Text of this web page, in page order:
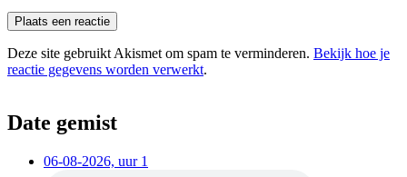
Deze site gebruikt Akismet om spam te verminderen. Bekijk hoe je
reactie gegevens worden verwerkt.
Date gemist
06-08-2026, uur 1